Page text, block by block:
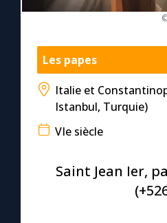
La vidéo de la semaine
Le compte Tiktok
Les papes
Italie et
Istanbul, Turquie)
VIe siècle
Saint Jean Ier,